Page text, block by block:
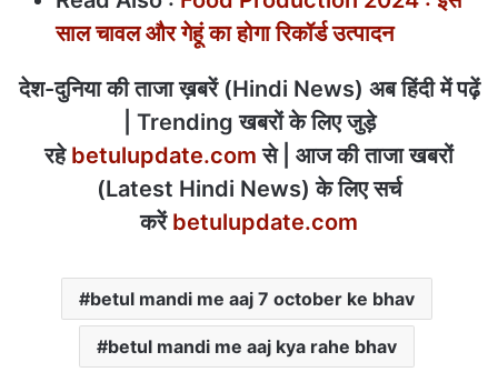
साल चावल और गेहूं का होगा रिकॉर्ड उत्पादन
देश-दुनिया की ताजा ख़बरें (Hindi News) अब हिंदी में पढ़ें
| Trending खबरों के लिए जुड़े
रहे betulupdate.com से | आज की ताजा खबरों
(Latest Hindi News) के लिए सर्च
करें betulupdate.com
betul mandi me aaj 7 october ke bhav
betul mandi me aaj kya rahe bhav